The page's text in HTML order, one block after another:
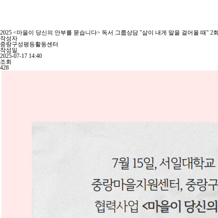
2025 <마을이 당신의 안부를 묻습니다> 독서 그룹상담 "삶이 내게 말을 걸어올 때" 2
작성자
중랑구성평등활동센터
작성일
2025-07-17 14:40
조회
428